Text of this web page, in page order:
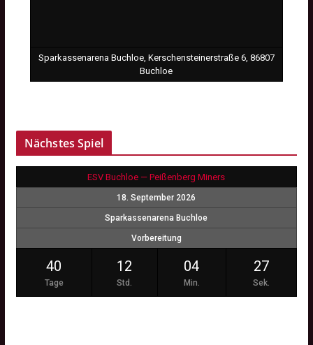
Sparkassenarena Buchloe, Kerschensteinerstraße 6, 86807
Buchloe
Nächstes Spiel
ESV Buchloe — Peißenberg Miners
18. September 2026
Sparkassenarena Buchloe
Vorbereitung
40
Tage
12
Std.
04
Min.
27
Sek.